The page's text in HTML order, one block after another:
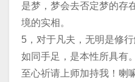
是梦，梦会去否定梦的存
境的实相。
5，对于凡夫，无明是修
如同手足，是本性所具有。
至心祈请上师加持我！喇